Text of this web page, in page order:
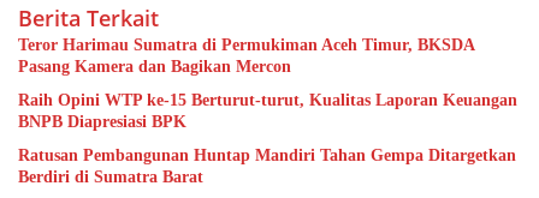
Berita Terkait
Teror Harimau Sumatra di Permukiman Aceh Timur, BKSDA
Pasang Kamera dan Bagikan Mercon
Raih Opini WTP ke-15 Berturut-turut, Kualitas Laporan Keuangan
BNPB Diapresiasi BPK
Ratusan Pembangunan Huntap Mandiri Tahan Gempa Ditargetkan
Berdiri di Sumatra Barat